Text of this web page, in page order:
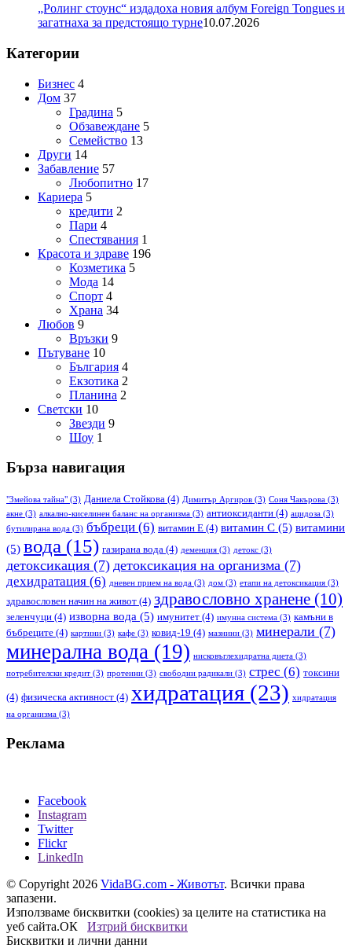
„Ролинг стоунс“ издадоха новия албум Foreign Tongues и
загатнаха за предстоящо турне10.07.2026
Категории
Бизнес 4
Дом 37
Градина 5
Обзавеждане 5
Семейство 13
Други 14
Забавление 57
Любопитно 17
Кариера 5
кредити 2
Пари 4
Спестявания 1
Красота и здраве 196
Козметика 5
Мода 14
Спорт 4
Храна 34
Любов 9
Връзки 9
Пътуване 10
България 4
Екзотика 2
Планина 2
Светски 10
Звезди 9
Шоу 1
Бърза навигация
"Змейова тайна" (3) Даниела Стойкова (4) Димитър Аргиров (3) Соня Чакърова (3)
акне (3) алкално-киселинен баланс на организма (3) антиоксиданти (4) ацидоза (3)
бутилирана вода (3) бъбреци (6) витамин Е (4) витамин С (5) витамини
(5) вода (15) газирана вода (4) деменция (3) детокс (3)
детоксикация (7) детоксикация на организма (7)
дехидратация (6) дневен прием на вода (3) дом (3) етапи на детоксикация (3)
здравословен начин на живот (4) здравословно хранене (10)
зеленчуци (4) изворна вода (5) имунитет (4) имунна система (3) камъни в
бъбреците (4) картини (3) кафе (3) ковид-19 (4) мазнини (3) минерали (7)
минерална вода (19) нисковъглехидратна диета (3)
потребителски кредит (3) протеини (3) свободни радикали (3) стрес (6) токсини
(4) физическа активност (4) хидратация (23) хидратация
на организма (3)
Реклама
Facebook
Instagram
Twitter
Flickr
LinkedIn
© Copyright 2026 VidaBG.com - Животът. Всички права
запазени.
Използваме бисквитки (cookies) за целите на статистика на
уеб сайта.ОК
Изтрий бисквитки
Бисквитки и лични данни